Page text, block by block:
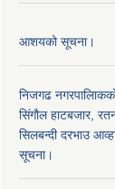
आशयको सूचना।
निजगढ
सिंगौल हाटबजार,
सिलबन्दी दरभाउ
सूचना।